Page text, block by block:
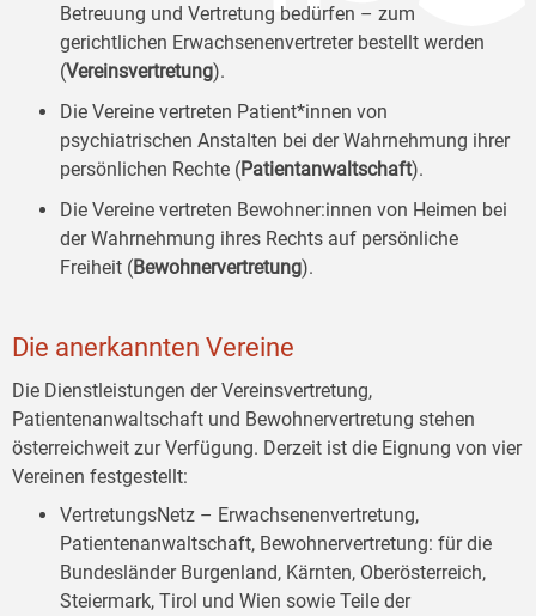
Betreuung und Vertretung bedürfen – zum
gerichtlichen Erwachsenenvertreter bestellt werden
(Vereinsvertretung).
Die Vereine vertreten Patient*innen von
psychiatrischen Anstalten bei der Wahrnehmung ihrer
persönlichen Rechte (Patientanwaltschaft).
Die Vereine vertreten Bewohner:innen von Heimen bei
der Wahrnehmung ihres Rechts auf persönliche
Freiheit (Bewohnervertretung).
Die anerkannten Vereine
Die Dienstleistungen der Vereinsvertretung,
Patientenanwaltschaft und Bewohnervertretung stehen
österreichweit zur Verfügung. Derzeit ist die Eignung von vier
Vereinen festgestellt:
VertretungsNetz – Erwachsenenvertretung,
Patientenanwaltschaft, Bewohnervertretung: für die
Bundesländer Burgenland, Kärnten, Oberösterreich,
Steiermark, Tirol und Wien sowie Teile der